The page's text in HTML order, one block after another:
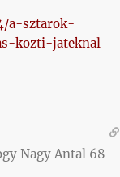
a-sztarok-
kozti-jateknal
Nagy Antal 68